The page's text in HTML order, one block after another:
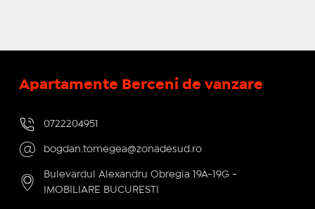
Apartamente Berceni de vanzare
0722204951
bogdan.tomegea@zonadesud.ro
Bulevardul Alexandru Obregia 19A-19G -
IMOBILIARE BUCURESTI